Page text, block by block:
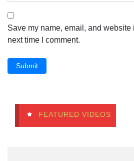
Save my name, email, and website
next time I comment.
Submit
FEATURED VIDEOS